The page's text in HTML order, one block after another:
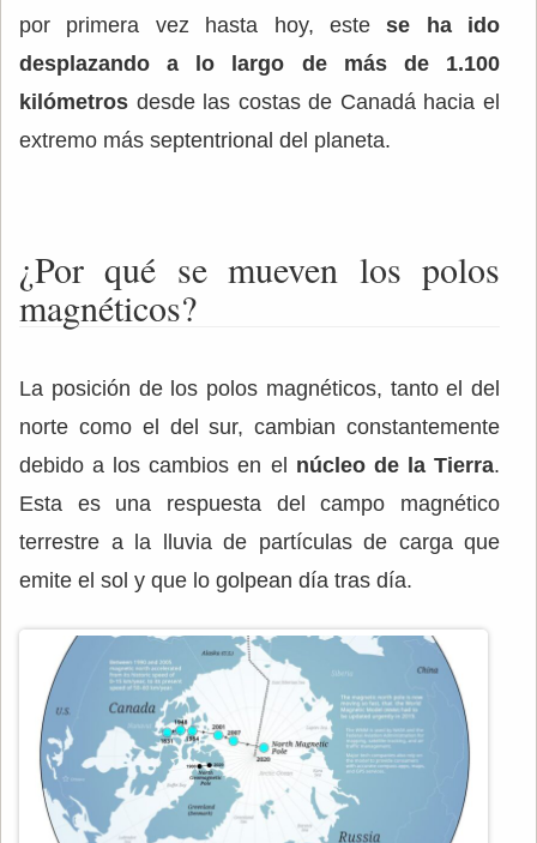
por primera vez hasta hoy, estese ha ido
desplazando a lo largo de más de 1.100
kilómetros desde las costas de Canadá hacia el
extremo más septentrional del planeta.
¿Por qué se mueven los polos
magnéticos?
La posición de los polos magnéticos, tanto el del
norte como el del sur, cambian constantemente
debido a los cambios en el núcleo de la Tierra.
Esta es una respuesta del campo magnético
terrestre a la lluvia de partículas de carga que
emite el sol y que lo golpean día tras día.